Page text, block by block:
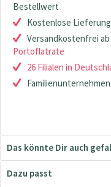
Bestellwert
Kostenlose
Versandkostenfrei
Portoflatrate
26 Filialen in
Das könnte Dir auch
Dazu passt